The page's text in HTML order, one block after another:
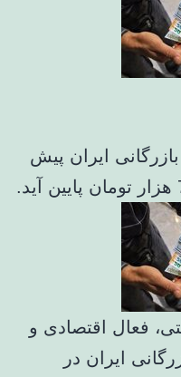
ایران پیش
فعال اقتصادی و
ایران در